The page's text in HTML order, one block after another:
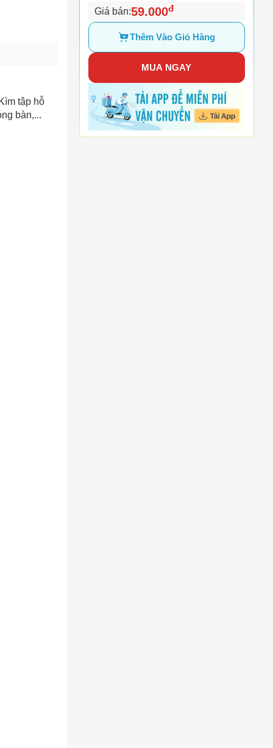
tập hỗ
bàn,...
Giá bán:59.000đ
Thêm Vào Giỏ Hàng
MUA NGAY